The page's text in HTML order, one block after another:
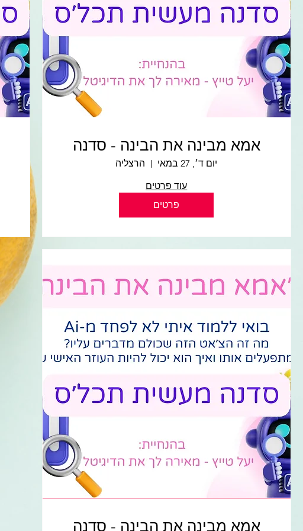
אמא מבינה את הבינה - סדנה
יום ד׳, 27 במאי
הרצליה
עוד פרטים
פרטים
אמא מבינה את הבינה - סדנה